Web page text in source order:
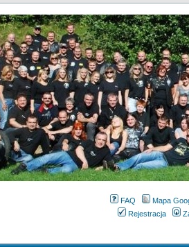
FAQ
Mapa
Rejestracja